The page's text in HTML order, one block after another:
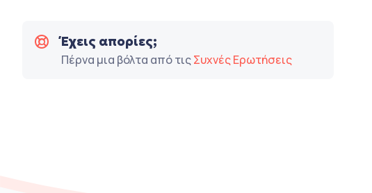
Έχεις απορίες;
Πέρνα μια βόλτα από τιςΣυχνές Ερωτήσεις